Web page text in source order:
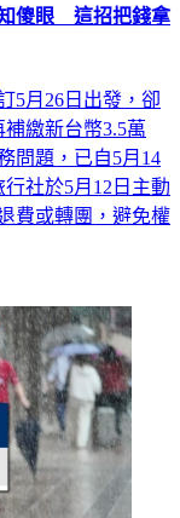
傻眼 這招把錢拿
5月26日出發，卻
繳新台幣3.5萬
問題，已自5月14
社於5月12日主動
費或轉團，避免權